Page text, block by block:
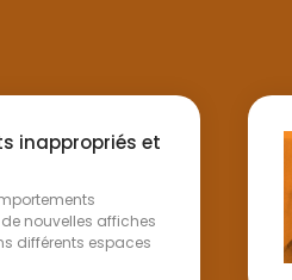
inappropriés et
nouvelles affiches
différents espaces